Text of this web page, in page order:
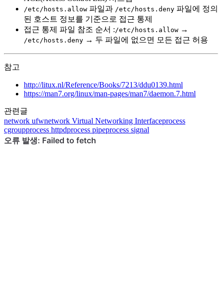
/etc/hosts.allow 파일과 /etc/hosts.deny 파일에 정의
된 호스트 정보를 기준으로 접근 통제
접근 통제 파일 참조 순서 :/etc/hosts.allow →
/etc/hosts.deny → 두 파일에 없으면 모든 접근 허용
참고
http://litux.nl/Reference/Books/7213/ddu0139.html
https://man7.org/linux/man-pages/man7/daemon.7.html
관련글
network ufwnetwork Virtual Networking Interfaceprocess
cgroupprocess httpdprocess pipeprocess signal